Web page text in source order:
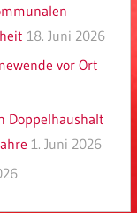
18. Juni 2026
vor Ort
Doppelhaushalt
1. Juni 2026